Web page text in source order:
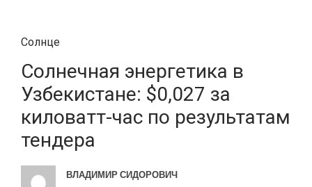
Солнце
Солнечная энергетика в
Узбекистане: $0,027 за
киловатт-час по результатам
тендера
ВЛАДИМИР СИДОРОВИЧ